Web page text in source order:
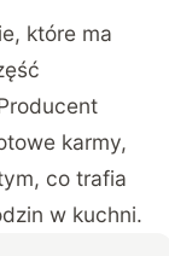
które ma
karmy,
co trafia
w kuchni.